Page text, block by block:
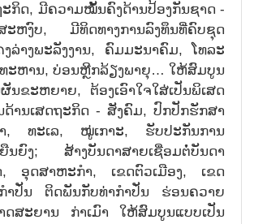
ະກິດ, ມີຄວາມໝັ້ນຄົງດ້ານປ້ອງກັນຊາດ -
ະຫງົບ, ມີທິດທາງການລົງທຶນທີ່ຄົບຊຸດ
ງລ່າງພະລັງງານ, ຄົມມະນາຄົມ, ໂທລະ
ະຫານ, ບ່ອນຫຼີກລ້ຽງພາຍຸ… ໃຫ້ສົມບູນ
ນຂະຫຍາຍ, ຕ້ອງເອົາໃຈໃສ່ເປັນພິເສດ
ດ້ານເສດຖະກິດ - ສັງຄົມ, ປົກປັກຮັກສາ
າ, ທະເລ, ໝູ່ເກາະ, ຮັບປະກັນການ
ນຍົງ; ສ້າງບັນດາສາຍເຊື່ອມຕໍ່ບັນດາ
, ອຸດສາຫະກຳ, ເຂດຕົວເມືອງ, ເຂດ
ຳປັ່ນ ຕິດພັນກັບທ່າກຳປັ່ນ ຮ່ອນຄວາຍ
ດສະຍານ ກ່າເມົາ ໃຫ້ສົມບູນແບບເປັນ